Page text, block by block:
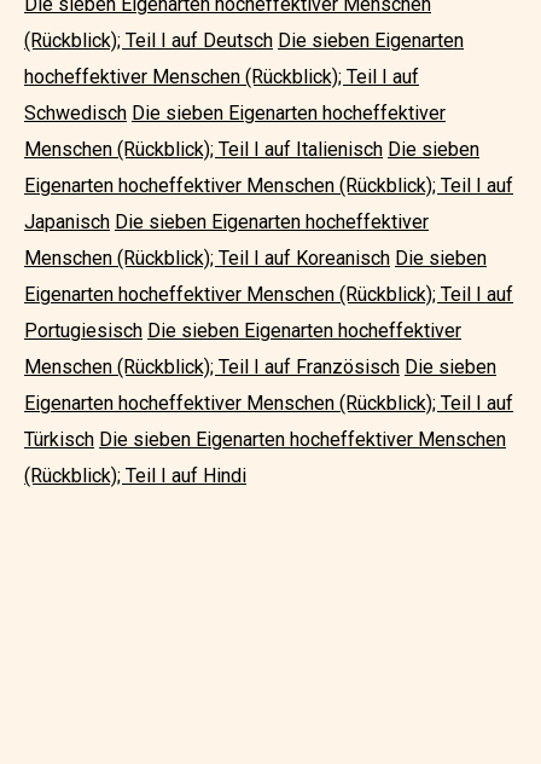
(Rückblick); Teil I auf Deutsch Die sieben Eigenarten
hocheffektiver Menschen (Rückblick); Teil I auf
Schwedisch Die sieben Eigenarten hocheffektiver
Menschen (Rückblick); Teil I auf Italienisch Die sieben
Eigenarten hocheffektiver Menschen (Rückblick); Teil I auf
Japanisch Die sieben Eigenarten hocheffektiver
Menschen (Rückblick); Teil I auf Koreanisch Die sieben
Eigenarten hocheffektiver Menschen (Rückblick); Teil I auf
Portugiesisch Die sieben Eigenarten hocheffektiver
Menschen (Rückblick); Teil I auf Französisch Die sieben
Eigenarten hocheffektiver Menschen (Rückblick); Teil I auf
Türkisch Die sieben Eigenarten hocheffektiver Menschen
(Rückblick); Teil I auf Hindi